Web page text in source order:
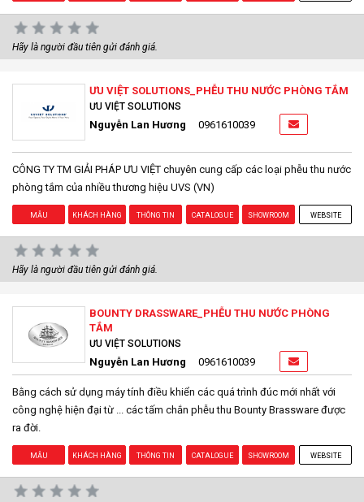
Hãy là người đầu tiên gửi đánh giá.
ƯU VIỆT SOLUTIONS_PHỄU THU NƯỚC PHÒNG TẮM
ƯU VIỆT SOLUTIONS
Nguyễn Lan Hương 0961610039
CÔNG TY TM GIẢI PHÁP ƯU VIỆT chuyên cung cấp các loại phễu thu nước
phòng tắm của nhiều thương hiệu UVS (VN)
MẪU KHÁCH HÀNG THÔNG TIN CATALOGUE SHOWROOM WEBSITE
Hãy là người đầu tiên gửi đánh giá.
BOUNTY DRASSWARE_PHỄU THU NƯỚC PHÒNG
TẮM
ƯU VIỆT SOLUTIONS
Nguyễn Lan Hương 0961610039
Bằng cách sử dụng máy tính điều khiển các quá trình đúc mới nhất với
công nghệ hiện đại từ ... các tấm chắn phễu thu Bounty Brassware được
ra đời.
MẪU KHÁCH HÀNG THÔNG TIN CATALOGUE SHOWROOM WEBSITE